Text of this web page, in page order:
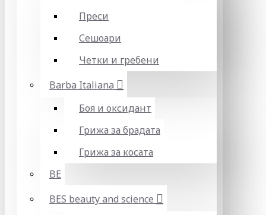
Преси
Сешоари
Четки и гребени
Barba Italiana
Боя и оксидант
Грижа за брадата
Грижа за косата
BE
BES beauty and science